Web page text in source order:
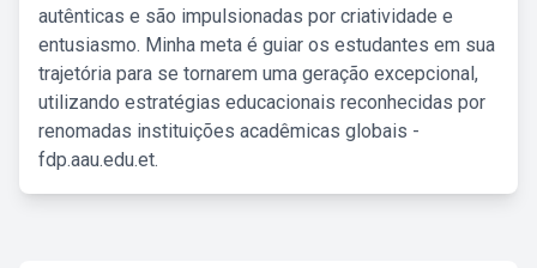
autênticas e são impulsionadas por criatividade e
entusiasmo. Minha meta é guiar os estudantes em sua
trajetória para se tornarem uma geração excepcional,
utilizando estratégias educacionais reconhecidas por
renomadas instituições acadêmicas globais -
fdp.aau.edu.et.